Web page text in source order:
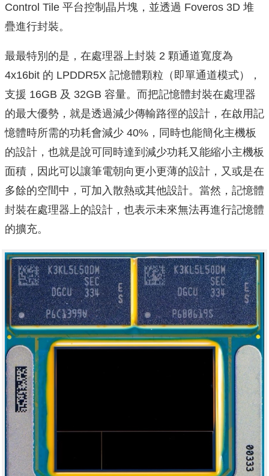
Control Tile 平台控制晶片塊，並透過 Foveros 3D 堆
疊進行封裝。
最最特別的是，在處理器上封裝 2 顆通道寬度為
4x16bit 的 LPDDR5X 記憶體顆粒（即單通道模式），
支援 16GB 及 32GB 容量。而把記憶體封裝在處理器
的最大優勢，就是透過減少傳輸路徑的設計，在啟用記
憶體時所需的功耗會減少 40%，同時也能簡化主機板
的設計，也就是說可同時達到減少功耗又能縮小主機板
面積，因此可以讓筆電朝向更小更薄的設計，又或是在
多餘的空間中，可加入散熱或其他設計。當然，記憶體
封裝在處理器上的設計，也表示未來無法再進行記憶體
的擴充。